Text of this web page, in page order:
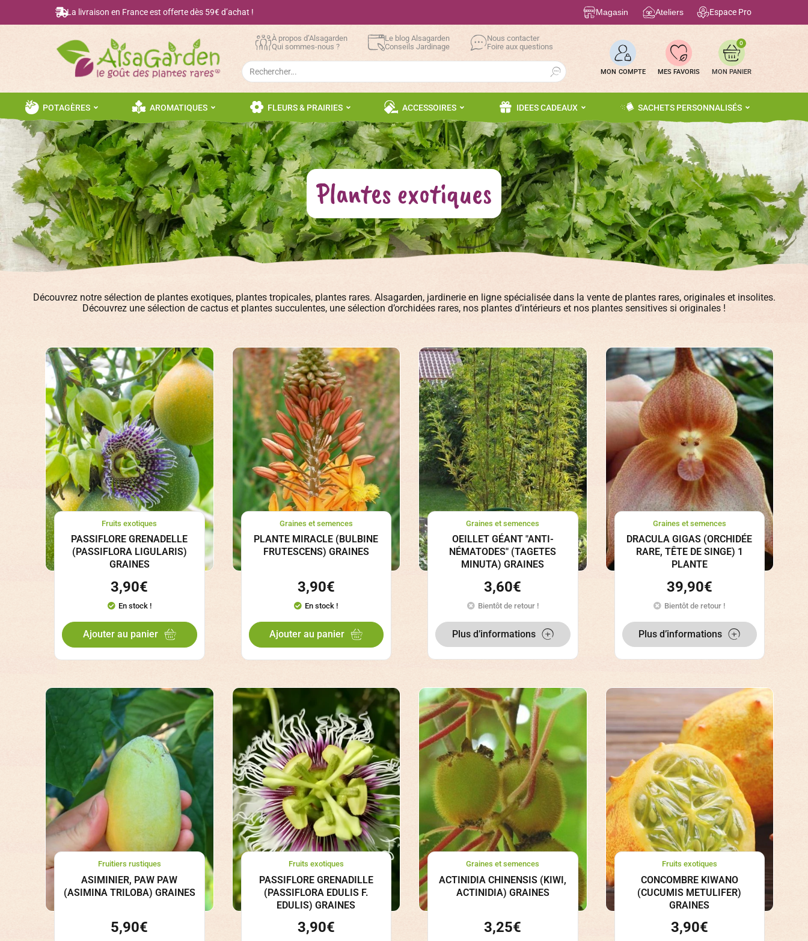
La livraison en France est offerte dès 59€ d’achat ! Magasin Ateliers Espace Pro
À propos d’Alsagarden
Qui sommes-nous ?
Le blog Alsagarden
Conseils Jardinage
Nous contacter
Foire aux questions
Search
for:
Search Button
MON COMPTE MES FAVORIS
0
POTAGÈRES AROMATIQUES FLEURS & PRAIRIES ACCESSOIRES IDEES CADEAUX SACHETS PERSONNALISÉS
Plantes exotiques
Découvrez notre sélection de plantes exotiques, plantes tropicales, plantes rares. Alsagarden, jardinerie en ligne spécialisée dans la vente de plantes rares, originales et insolites.
Découvrez une sélection de cactus et plantes succulentes, une sélection d’orchidées rares, nos plantes d’intérieurs et nos plantes sensitives si originales !
Fruits exotiques
PASSIFLORE GRENADELLE
(PASSIFLORA LIGULARIS)
GRAINES
3,90€
En stock !
Ajouter au panier
Graines et semences
PLANTE MIRACLE (BULBINE
FRUTESCENS) GRAINES
3,90€
En stock !
Ajouter au panier
Graines et semences
OEILLET GÉANT "ANTI-
NÉMATODES" (TAGETES
MINUTA) GRAINES
3,60€
Bientôt de retour !
Plus d’informations
Graines et semences
DRACULA GIGAS (ORCHIDÉE
RARE, TÊTE DE SINGE) 1
PLANTE
39,90€
Bientôt de retour !
Plus d’informations
Fruitiers rustiques
ASIMINIER, PAW PAW
(ASIMINA TRILOBA) GRAINES
5,90€
Fruits exotiques
PASSIFLORE GRENADILLE
(PASSIFLORA EDULIS F.
EDULIS) GRAINES
3,90€
Graines et semences
ACTINIDIA CHINENSIS (KIWI,
ACTINIDIA) GRAINES
3,25€
Fruits exotiques
CONCOMBRE KIWANO
(CUCUMIS METULIFER)
GRAINES
3,90€